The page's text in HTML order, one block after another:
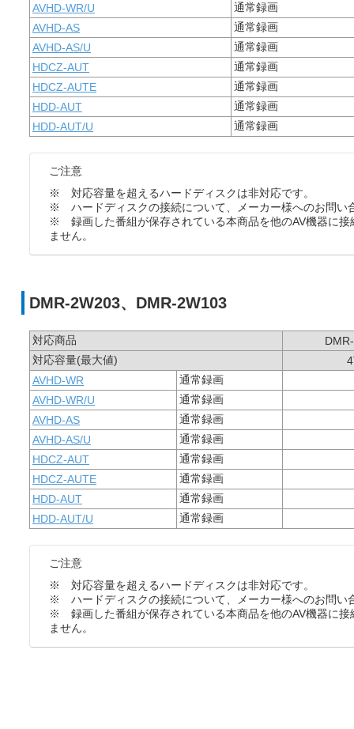
AVHD-WR/U
通常録画
AVHD-AS
通常録画
AVHD-AS/U
通常録画
HDCZ-AUT
通常録画
HDCZ-AUTE
通常録画
HDD-AUT
通常録画
HDD-AUT/U
通常録画
ご注意
※ 対応容量を超えるハードディスクは非対応です。
※ ハードディスクの接続について、メーカー様へのお問い
※ 録画した番組が保存されている本商品を他のAV機器に接
ません。
DMR-2W203、DMR-2W103
対応商品
対応容量(最大値)
AVHD-WR
通常録画
AVHD-WR/U
通常録画
AVHD-AS
通常録画
AVHD-AS/U
通常録画
HDCZ-AUT
通常録画
HDCZ-AUTE
通常録画
HDD-AUT
通常録画
HDD-AUT/U
通常録画
ご注意
※ 対応容量を超えるハードディスクは非対応です。
※ ハードディスクの接続について、メーカー様へのお問い
※ 録画した番組が保存されている本商品を他のAV機器に接
ません。